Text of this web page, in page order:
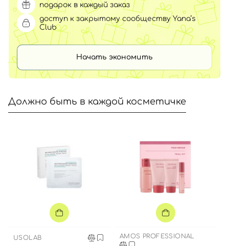
подарок в каждый заказ
доступ к закрытому сообществу Yana’s
Club
Начать экономить
Должно быть в каждой косметичке
USOLAB AMOS PROFESSIONAL